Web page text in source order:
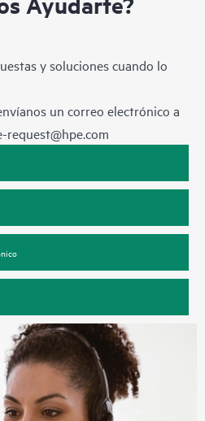
y soluciones cuando lo
un correo electrónico a
request@hpe.com